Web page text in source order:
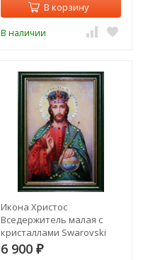
В корзину
В наличии
Икона Христос
Вседержитель малая с
кристаллами Swarovski
(1476)
6 900 ₽